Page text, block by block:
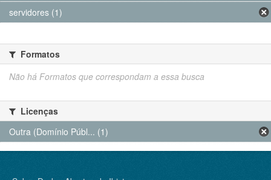
servidores (1)
Formatos
Não há Formatos que correspondam a essa busca
Licenças
Outra (Domínio Públ... (1)